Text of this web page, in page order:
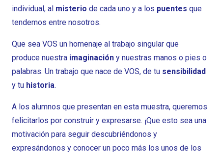
individual, al misterio de cada uno y a los puentes que
tendemos entre nosotros.
Que sea VOS un homenaje al trabajo singular que
produce nuestra imaginación y nuestras manos o pies o
palabras. Un trabajo que nace de VOS, de tu sensibilidad
y tu historia.
A los alumnos que presentan en esta muestra, queremos
felicitarlos por construir y expresarse. ¡Que esto sea una
motivación para seguir descubriéndonos y
expresándonos y conocer un poco más los unos de los